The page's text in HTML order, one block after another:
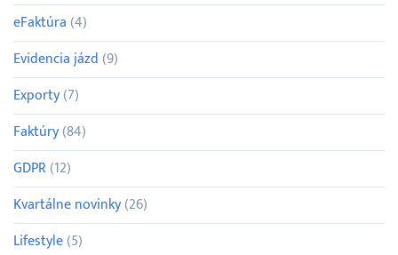
eFaktúra (4)
Evidencia jázd (9)
Exporty(7)
Faktúry(84)
GDPR (12)
Kvartálne novinky(26)
Lifestyle(5)